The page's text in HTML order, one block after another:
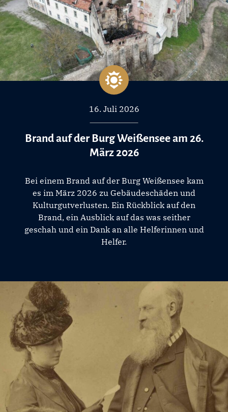
16. Juli 2026
Brand auf der Burg Weißensee am 26.
März 2026
Bei einem Brand auf der Burg Weißensee kam
es im März 2026 zu Gebäudeschäden und
Kulturgutverlusten. Ein Rückblick auf den
Brand, ein Ausblick auf das was seither
geschah und ein Dank an alle Helferinnen und
Helfer.